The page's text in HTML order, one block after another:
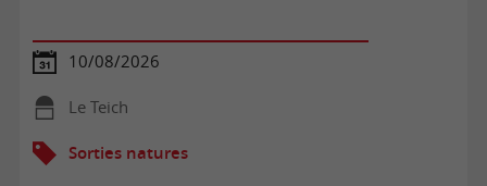
10/08/2026
Le Teich
Sorties natures